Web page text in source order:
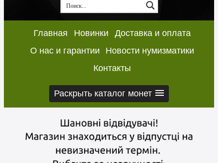
Главная Новинки
Доставка и оплата
О нас и гарантии
Новости нумизматики
Контакты
Раскрыть каталог монет